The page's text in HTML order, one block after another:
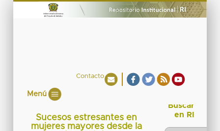
Contacto
Menú
Sucesos estresantes en
mujeres mayores desde la
Buscar
en RI